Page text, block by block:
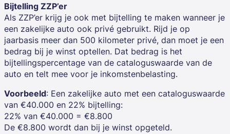
Bijtelling ZZP’er
Als ZZP’er krijg je ook met bijtelling te maken wanneer je
een zakelijke auto ook privé gebruikt. Rijd je op
jaarbasis meer dan 500 kilometer privé, dan moet je een
bedrag bij je winst optellen. Dat bedrag is het
bijtellingspercentage van de cataloguswaarde van de
auto en telt mee voor je inkomstenbelasting.
Voorbeeld: Een zakelijke auto met een cataloguswaarde
van €40.000 en 22% bijtelling:
22% van €40.000 = €8.800
De €8.800 wordt dan bij je winst opgeteld.